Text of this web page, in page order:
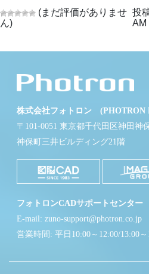
(まだ評価がありませ
ん)
投
AM
株式会社フォトロン (PHOTRON
〒101-0051 東京都千代田区神田神
神保町三井ビルディング21階
フォトロンCADサポートセンター
E-mail: zuno-support@photron.co.jp
営業時間: 平日10:00～12:00/13:00～